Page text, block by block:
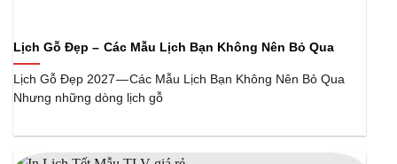
Lịch Gỗ Đẹp – Các Mẫu Lịch Bạn Không Nên Bỏ Qua
Lịch Gỗ Đẹp 2027 — Các Mẫu Lịch Bạn Không Nên Bỏ Qua
Nhưng những dòng lịch gỗ